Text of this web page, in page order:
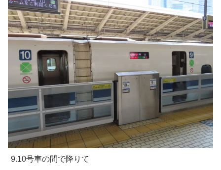
9.10号車の間で降りて